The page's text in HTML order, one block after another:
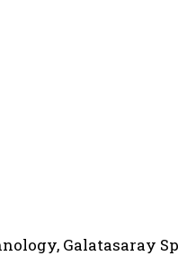
Galatasaray